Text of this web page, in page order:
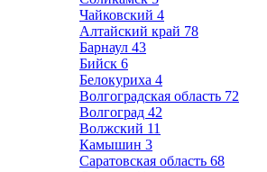
Чайковский 4
Алтайский край 78
Барнаул 43
Бийск 6
Белокуриха 4
Волгоградская область 72
Волгоград 42
Волжский 11
Камышин 3
Саратовская область 68